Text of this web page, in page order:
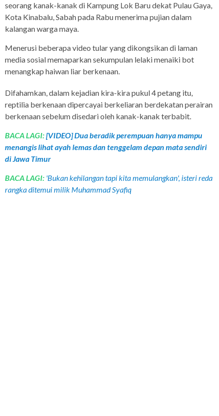
seorang kanak-kanak di Kampung Lok Baru dekat Pulau Gaya,
Kota Kinabalu, Sabah pada Rabu menerima pujian dalam
kalangan warga maya.
Menerusi beberapa video tular yang dikongsikan di laman
media sosial memaparkan sekumpulan lelaki menaiki bot
menangkap haiwan liar berkenaan.
Difahamkan, dalam kejadian kira-kira pukul 4 petang itu,
reptilia berkenaan dipercayai berkeliaran berdekatan perairan
berkenaan sebelum disedari oleh kanak-kanak terbabit.
BACA LAGI:[VIDEO] Dua beradik perempuan hanya mampu
menangis lihat ayah lemas dan tenggelam depan mata sendiri
di Jawa Timur
BACA LAGI: 'Bukan kehilangan tapi kita memulangkan', isteri reda
rangka ditemui milik Muhammad Syafiq